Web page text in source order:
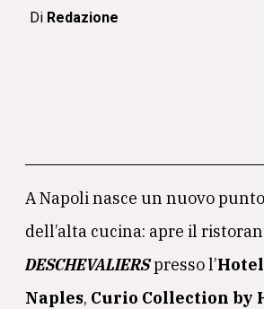
Di Redazione
A Napoli nasce un nuovo
dell’alta cucina: apre il
DESCHEVALIERSpresso l’
Naples, Curio Collection by